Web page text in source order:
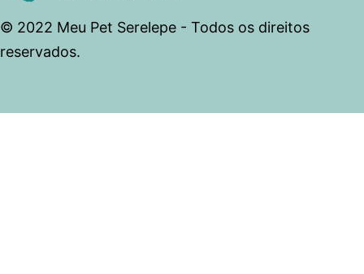
© 2022 Meu Pet Serelepe - Todos os direitos
reservados.